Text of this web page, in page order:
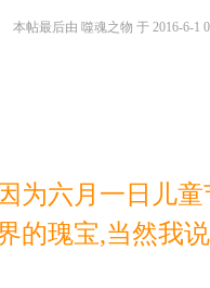
本帖最后由 噬魂之物 于 2016-6-1
为六月一日儿
的瑰宝,当然我